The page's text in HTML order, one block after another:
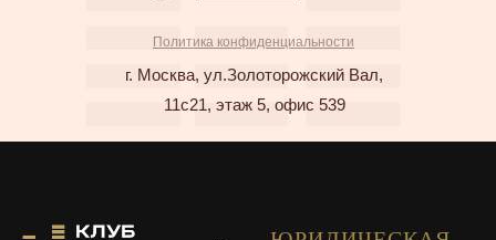
Политика конфиденциальности
г. Москва, ул.Золоторожский Вал,
11с21, этаж 5, офис 539